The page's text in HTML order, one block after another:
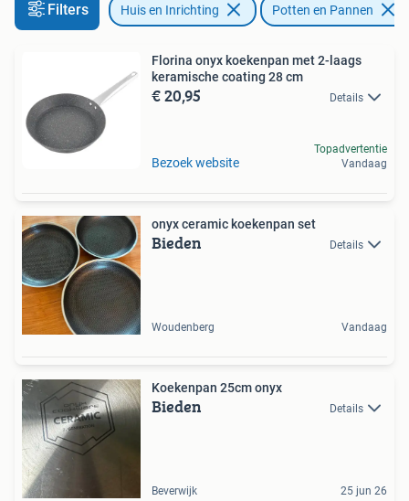
Filters Huis en Inrichting Potten en Pannen
Florina onyx koekenpan met 2-laags
keramische coating 28 cm
€ 20,95 Details
Bezoek website
Topadvertentie
Vandaag
onyx ceramic koekenpan set
Bieden Details
Woudenberg Vandaag
Koekenpan 25cm onyx
Bieden Details
Beverwijk 25 jun 26